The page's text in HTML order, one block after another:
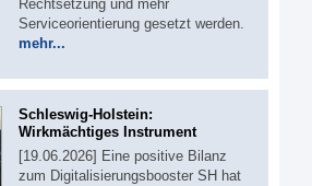
Rechtsetzung und mehr
Serviceorientierung gesetzt werden.
mehr...
Schleswig-Holstein:
Wirkmächtiges Instrument
[19.06.2026] Eine positive Bilanz
zum Digitalisierungsbooster SH hat